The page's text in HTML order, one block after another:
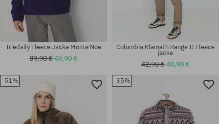
Verfügbare Größen:
Verfügbare Größen:
Iriedaily Fleece Jacke Monte Noe
89,90 €49,90 €
Columbia Klamath Range II Fleece
jacke
42,90 €40,90 €
-51% -35%